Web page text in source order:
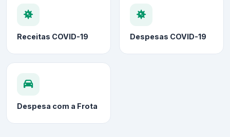
Receitas COVID-19 Despesas COVID-19
Despesa com a Frota